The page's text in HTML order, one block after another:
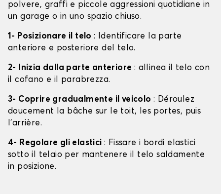
polvere, graffi e piccole aggressioni quotidiane in
un garage o in uno spazio chiuso.
1- Posizionare il telo: Identificare la parte
anteriore e posteriore del telo.
2- Inizia dalla parte anteriore : allinea il telo con
il cofano e il parabrezza.
3- Coprire gradualmente il veicolo : Déroulez
doucement la bâche sur le toit, les portes, puis
l'arrière.
4- Regolare gli elastici : Fissare i bordi elastici
sotto il telaio per mantenere il telo saldamente
in posizione.